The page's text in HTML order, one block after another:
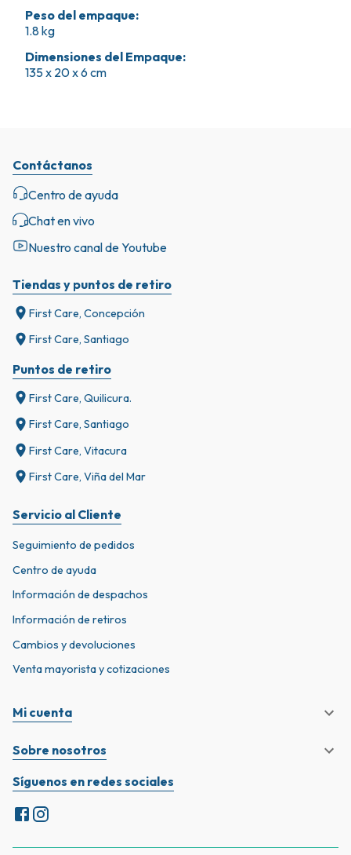
Peso del empaque:
1.8 kg
Dimensiones del Empaque:
135 x 20 x 6 cm
Tiendas y puntos de retiro
First Care, Concepción
First Care, Santiago
Puntos de retiro
First Care, Quilicura.
First Care, Santiago
First Care, Vitacura
First Care, Viña del Mar
Servicio al Cliente
Seguimiento de pedidos
Centro de ayuda
Información de despachos
Información de retiros
Cambios y devoluciones
Venta mayorista y cotizaciones
Mi cuenta
Sobre nosotros
Contáctanos
Centro de ayuda
Chat en vivo
Nuestro canal de Youtube
Síguenos en redes sociales